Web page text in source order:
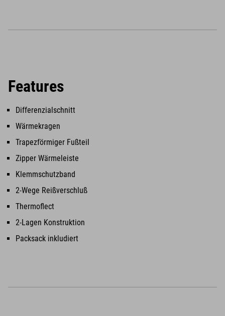
Features
Differenzialschnitt
Wärmekragen
Trapezförmiger Fußteil
Zipper Wärmeleiste
Klemmschutzband
2-Wege Reißverschluß
Thermoflect
2-Lagen Konstruktion
Packsack inkludiert